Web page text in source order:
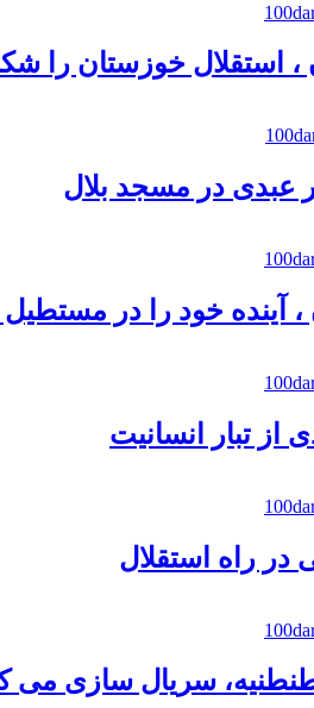
، استقلال خوزستان را
عبدی در مسجد بلال
، آینده خود را در
تبار انسانیت
در راه استقلال
سریال سازی می